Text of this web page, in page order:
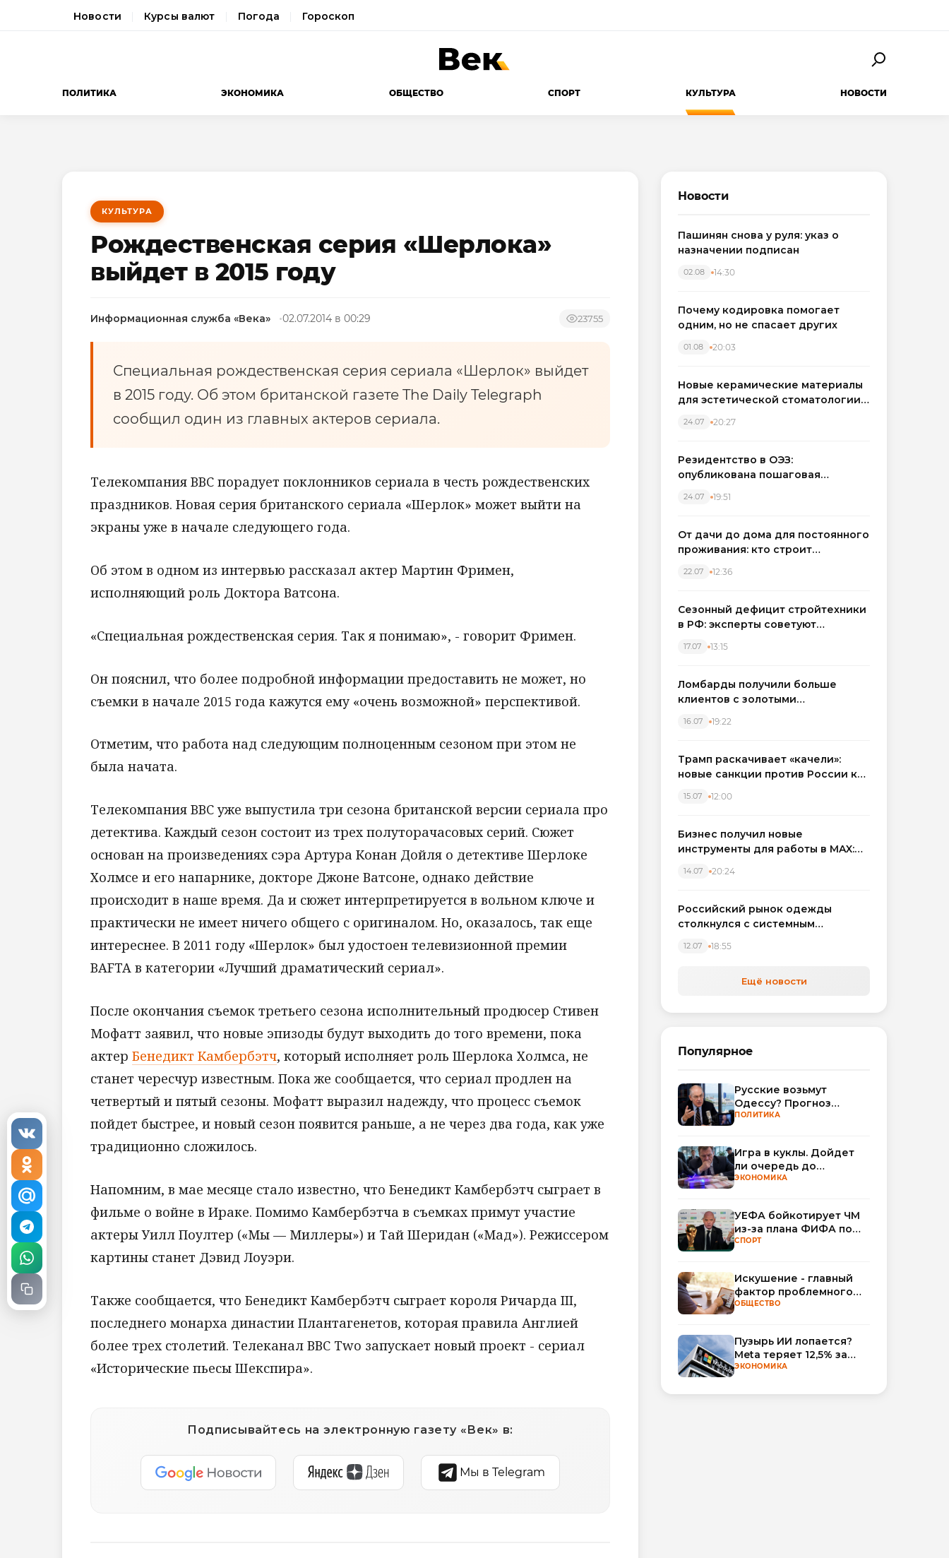
Новости Курсы валют Погода Гороскоп
ПОЛИТИКА ЭКОНОМИКА ОБЩЕСТВО СПОРТ КУЛЬТУРА НОВОСТИ
КУЛЬТУРА
Рождественская серия «Шерлока»
выйдет в 2015 году
Информационная служба «Века» 02.07.2014 в 00:29 23755
Специальная рождественская серия сериала «Шерлок» выйдет
в 2015 году. Об этом британской газете The Daily Telegraph
сообщил один из главных актеров сериала.
Телекомпания BBC порадует поклонников сериала в честь рождественских
праздников. Новая серия британского сериала «Шерлок» может выйти на
экраны уже в начале следующего года.
Об этом в одном из интервью рассказал актер Мартин Фримен,
исполняющий роль Доктора Ватсона.
«Специальная рождественская серия. Так я понимаю», - говорит Фримен.
Он пояснил, что более подробной информации предоставить не может, но
съемки в начале 2015 года кажутся ему «очень возможной» перспективой.
Отметим, что работа над следующим полноценным сезоном при этом не
была начата.
Телекомпания BBC уже выпустила три сезона британской версии сериала про
детектива. Каждый сезон состоит из трех полуторачасовых серий. Сюжет
основан на произведениях сэра Артура Конан Дойля о детективе Шерлоке
Холмсе и его напарнике, докторе Джоне Ватсоне, однако действие
происходит в наше время. Да и сюжет интерпретируется в вольном ключе и
практически не имеет ничего общего с оригиналом. Но, оказалось, так еще
интереснее. В 2011 году «Шерлок» был удостоен телевизионной премии
BAFTA в категории «Лучший драматический сериал».
После окончания съемок третьего сезона исполнительный продюсер Стивен
Мофатт заявил, что новые эпизоды будут выходить до того времени, пока
актер Бенедикт Камбербэтч, который исполняет роль Шерлока Холмса, не
станет чересчур известным. Пока же сообщается, что сериал продлен на
четвертый и пятый сезоны. Мофатт выразил надежду, что процесс съемок
пойдет быстрее, и новый сезон появится раньше, а не через два года, как уже
традиционно сложилось.
Напомним, в мае месяце стало известно, что Бенедикт Камбербэтч сыграет в
фильме о войне в Ираке. Помимо Камбербэтча в съемках примут участие
актеры Уилл Поултер («Мы — Миллеры») и Тай Шеридан («Мад»). Режиссером
картины станет Дэвид Лоуэри.
Также сообщается, что Бенедикт Камбербэтч сыграет короля Ричарда III,
последнего монарха династии Плантагенетов, которая правила Англией
более трех столетий. Телеканал ВВС Two запускает новый проект - сериал
«Исторические пьесы Шекспира».
Подписывайтесь на электронную газету «Век» в:
Мы в Telegram
Новости
Пашинян снова у руля: указ о
назначении подписан
02.08 14:30
Почему кодировка помогает
одним, но не спасает других
01.08 20:03
Новые керамические материалы
для эстетической стоматологии
24.07 20:27
Резидентство в ОЭЗ:
опубликована пошаговая
налоговых льгот для инвесторов
24.07 19:51
От дачи до дома для постоянного
проживания: кто строит
Западном регионе
22.07 12:36
Сезонный дефицит стройтехники
в РФ: эксперты советуют
17.07 13:15
Ломбарды получили больше
клиентов с золотыми
вырос на фоне подорожания
16.07 19:22
Трамп раскачивает «качели»:
новые санкции против России как
15.07 12:00
Бизнес получил новые
инструменты для работы в MAX:
автоматизируют обработку
14.07 20:24
Российский рынок одежды
столкнулся с системным
12.07 18:55
Ещё новости
Популярное
Русские возьмут
Одессу? Прогноз
Миршаймера
ПОЛИТИКА
Игра в куклы. Дойдет
ли очередь до
Миллера?
ЭКОНОМИКА
УЕФА бойкотирует ЧМ
из-за плана ФИФА по
привлечению частных
СПОРТ
Искушение - главный
фактор проблемного
использования
ОБЩЕСТВО
Пузырь ИИ лопается?
Meta теряет 12,5% за
неделю, а Microsoft и
ЭКОНОМИКА